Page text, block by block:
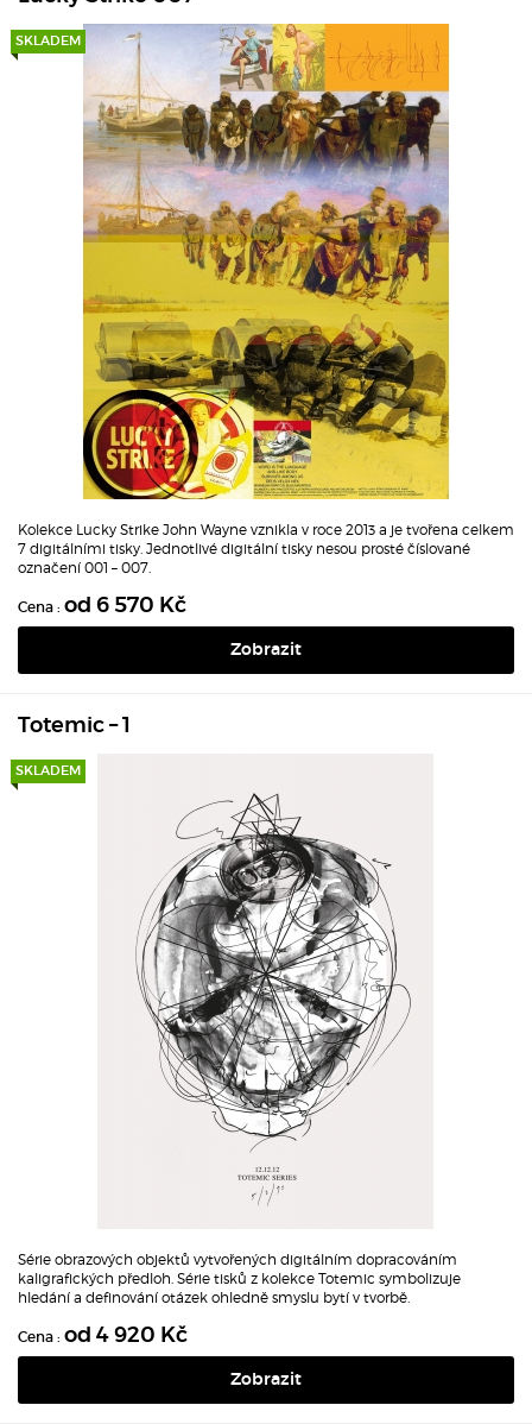
SKLADEM
Kolekce Lucky Strike John Wayne vznikla v roce 2013 a je tvořena celkem
7 digitálními tisky. Jednotlivé digitální tisky nesou prosté číslované
označení 001 – 007.
Cena : od 6 570 Kč
Zobrazit
Totemic – 1
SKLADEM
Série obrazových objektů vytvořených digitálním dopracováním
kaligrafických předloh. Série tisků z kolekce Totemic symbolizuje
hledání a definování otázek ohledně smyslu bytí v tvorbě.
Cena : od 4 920 Kč
Zobrazit